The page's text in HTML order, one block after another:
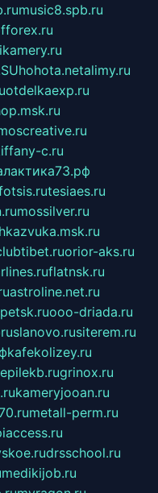
music8.spb.ru
hohota.netalimy.ru
otdelkaexp.ru
c.ru
tesiaes.ru
mossilver.ru
orior-aks.ru
flatnsk.ru
astroline.net.ru
ooo-driada.ru
siterem.ru
kafekolizey.ru
grinox.ru
kameryjooan.ru
metall-perm.ru
drsschool.ru
medikijob.ru